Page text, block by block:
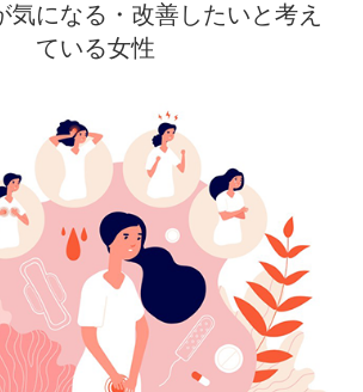
気になる・改善したいと考え
ている女性